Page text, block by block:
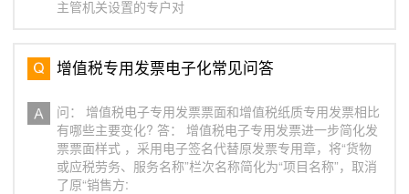
主管机关设置的专户对
增值税专用发票电子化常见问答
问： 增值税电子专用发票票面和增值税纸质专用发票相比
有哪些主要变化? 答： 增值税电子专用发票进一步简化发
票票面样式 ，采用电子签名代替原发票专用章，将“货物
或应税劳务、服务名称”栏次名称简化为“项目名称”，取消
了原“销售方: